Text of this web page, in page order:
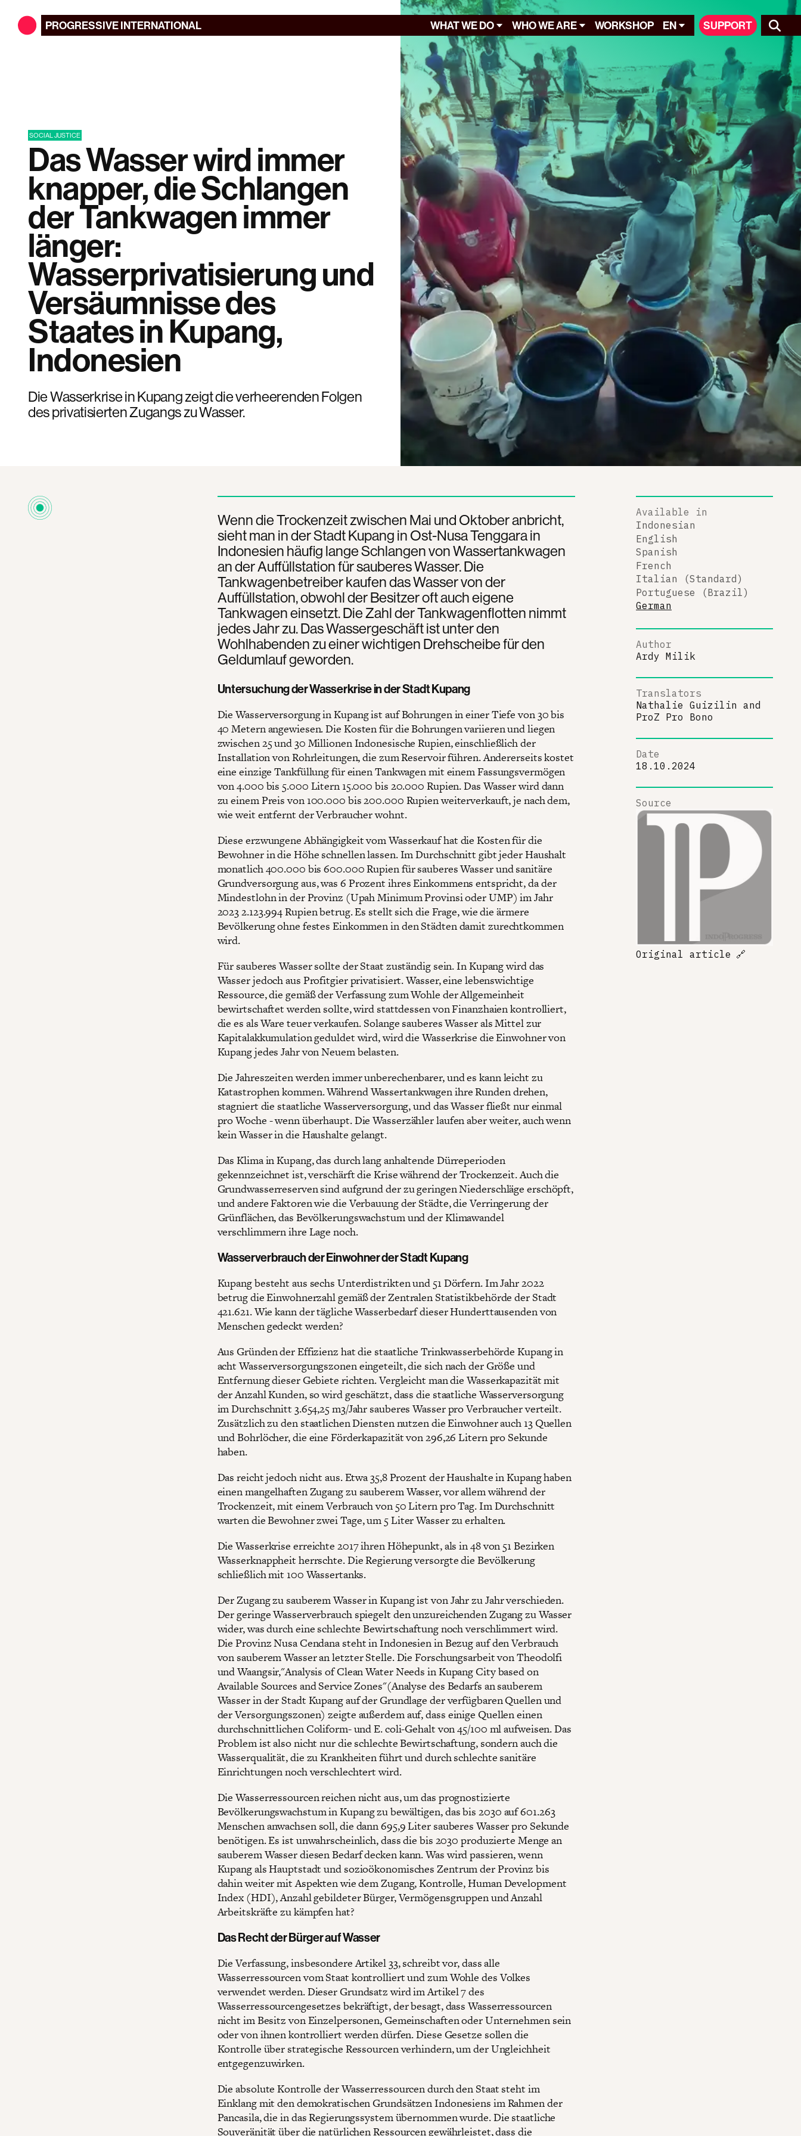
PROGRESSIVEINTERNATIONAL WHAT WE DO WHO WE ARE WORKSHOP EN SUPPORT
SOCIAL JUSTICE
Das Wasser wird immer
knapper, die Schlangen
der Tankwagen immer
länger:
Wasserprivatisierung und
Versäumnisse des
Staates in Kupang,
Indonesien
Die Wasserkrise in Kupang zeigt die verheerenden Folgen
des privatisierten Zugangs zu Wasser.
Wenn die Trockenzeit zwischen Mai und Oktober anbricht,
sieht man in der Stadt Kupang in Ost-Nusa Tenggara in
Indonesien häufig lange Schlangen von Wassertankwagen
an der Auffüllstation für sauberes Wasser. Die
Tankwagenbetreiber kaufen das Wasser von der
Auffüllstation, obwohl der Besitzer oft auch eigene
Tankwagen einsetzt. Die Zahl der Tankwagenflotten nimmt
jedes Jahr zu. Das Wassergeschäft ist unter den
Wohlhabenden zu einer wichtigen Drehscheibe für den
Geldumlauf geworden.
Untersuchung der Wasserkrise in der Stadt Kupang
Die Wasserversorgung in Kupang ist auf Bohrungen in einer Tiefe von 30 bis
40 Metern angewiesen. Die Kosten für die Bohrungen variieren und liegen
zwischen 25 und 30 Millionen Indonesische Rupien, einschließlich der
Installation von Rohrleitungen, die zum Reservoir führen. Andererseits kostet
eine einzige Tankfüllung für einen Tankwagen mit einem Fassungsvermögen
von 4.000 bis 5.000 Litern 15.000 bis 20.000 Rupien. Das Wasser wird dann
zu einem Preis von 100.000 bis 200.000 Rupien weiterverkauft, je nach dem,
wie weit entfernt der Verbraucher wohnt.
Diese erzwungene Abhängigkeit vom Wasserkauf hat die Kosten für die
Bewohner in die Höhe schnellen lassen. Im Durchschnitt gibt jeder Haushalt
monatlich 400.000 bis 600.000 Rupien für sauberes Wasser und sanitäre
Grundversorgung aus, was 6 Prozent ihres Einkommens entspricht, da der
Mindestlohn in der Provinz (Upah Minimum Provinsi oder UMP) im Jahr
2023 2.123.994 Rupien betrug. Es stellt sich die Frage, wie die ärmere
Bevölkerung ohne festes Einkommen in den Städten damit zurechtkommen
wird.
Für sauberes Wasser sollte der Staat zuständig sein. In Kupang wird das
Wasser jedoch aus Profitgier privatisiert. Wasser, eine lebenswichtige
Ressource, die gemäß der Verfassung zum Wohle der Allgemeinheit
bewirtschaftet werden sollte, wird stattdessen von Finanzhaien kontrolliert,
die es als Ware teuer verkaufen. Solange sauberes Wasser als Mittel zur
Kapitalakkumulation geduldet wird, wird die Wasserkrise die Einwohner von
Kupang jedes Jahr von Neuem belasten.
Die Jahreszeiten werden immer unberechenbarer, und es kann leicht zu
Katastrophen kommen. Während Wassertankwagen ihre Runden drehen,
stagniert die staatliche Wasserversorgung, und das Wasser fließt nur einmal
pro Woche - wenn überhaupt. Die Wasserzähler laufen aber weiter, auch wenn
kein Wasser in die Haushalte gelangt.
Das Klima in Kupang, das durch lang anhaltende Dürreperioden
gekennzeichnet ist, verschärft die Krise während der Trockenzeit. Auch die
Grundwasserreserven sind aufgrund der zu geringen Niederschläge erschöpft,
und andere Faktoren wie die Verbauung der Städte, die Verringerung der
Grünflächen, das Bevölkerungswachstum und der Klimawandel
verschlimmern ihre Lage noch.
Wasserverbrauch der Einwohner der Stadt Kupang
Kupang besteht aus sechs Unterdistrikten und 51 Dörfern. Im Jahr 2022
betrug die Einwohnerzahl gemäß der Zentralen Statistikbehörde der Stadt
421.621. Wie kann der tägliche Wasserbedarf dieser Hunderttausenden von
Menschen gedeckt werden?
Aus Gründen der Effizienz hat die staatliche Trinkwasserbehörde Kupang in
acht Wasserversorgungszonen eingeteilt, die sich nach der Größe und
Entfernung dieser Gebiete richten. Vergleicht man die Wasserkapazität mit
der Anzahl Kunden, so wird geschätzt, dass die staatliche Wasserversorgung
im Durchschnitt 3.654,25 m3/Jahr sauberes Wasser pro Verbraucher verteilt.
Zusätzlich zu den staatlichen Diensten nutzen die Einwohner auch 13 Quellen
und Bohrlöcher, die eine Förderkapazität von 296,26 Litern pro Sekunde
haben.
Das reicht jedoch nicht aus. Etwa 35,8 Prozent der Haushalte in Kupang haben
einen mangelhaften Zugang zu sauberem Wasser, vor allem während der
Trockenzeit, mit einem Verbrauch von 50 Litern pro Tag. Im Durchschnitt
warten die Bewohner zwei Tage, um 5 Liter Wasser zu erhalten.
Die Wasserkrise erreichte 2017 ihren Höhepunkt, als in 48 von 51 Bezirken
Wasserknappheit herrschte. Die Regierung versorgte die Bevölkerung
schließlich mit 100 Wassertanks.
Der Zugang zu sauberem Wasser in Kupang ist von Jahr zu Jahr verschieden.
Der geringe Wasserverbrauch spiegelt den unzureichenden Zugang zu Wasser
wider, was durch eine schlechte Bewirtschaftung noch verschlimmert wird.
Die Provinz Nusa Cendana steht in Indonesien in Bezug auf den Verbrauch
von sauberem Wasser an letzter Stelle. Die Forschungsarbeit von Theodolfi
und Waangsir,"Analysis of Clean Water Needs in Kupang City based on
Available Sources and Service Zones"(Analyse des Bedarfs an sauberem
Wasser in der Stadt Kupang auf der Grundlage der verfügbaren Quellen und
der Versorgungszonen) zeigte außerdem auf, dass einige Quellen einen
durchschnittlichen Coliform- und E. coli-Gehalt von 45/100 ml aufweisen. Das
Problem ist also nicht nur die schlechte Bewirtschaftung, sondern auch die
Wasserqualität, die zu Krankheiten führt und durch schlechte sanitäre
Einrichtungen noch verschlechtert wird.
Die Wasserressourcen reichen nicht aus, um das prognostizierte
Bevölkerungswachstum in Kupang zu bewältigen, das bis 2030 auf 601.263
Menschen anwachsen soll, die dann 695,9 Liter sauberes Wasser pro Sekunde
benötigen. Es ist unwahrscheinlich, dass die bis 2030 produzierte Menge an
sauberem Wasser diesen Bedarf decken kann. Was wird passieren, wenn
Kupang als Hauptstadt und sozioökonomisches Zentrum der Provinz bis
dahin weiter mit Aspekten wie dem Zugang, Kontrolle, Human Development
Index (HDI), Anzahl gebildeter Bürger, Vermögensgruppen und Anzahl
Arbeitskräfte zu kämpfen hat?
Das Recht der Bürger auf Wasser
Die Verfassung, insbesondere Artikel 33, schreibt vor, dass alle
Wasserressourcen vom Staat kontrolliert und zum Wohle des Volkes
verwendet werden. Dieser Grundsatz wird im Artikel 7 des
Wasserressourcengesetzes bekräftigt, der besagt, dass Wasserressourcen
nicht im Besitz von Einzelpersonen, Gemeinschaften oder Unternehmen sein
oder von ihnen kontrolliert werden dürfen. Diese Gesetze sollen die
Kontrolle über strategische Ressourcen verhindern, um der Ungleichheit
entgegenzuwirken.
Die absolute Kontrolle der Wasserressourcen durch den Staat steht im
Einklang mit den demokratischen Grundsätzen Indonesiens im Rahmen der
Pancasila, die in das Regierungssystem übernommen wurde. Die staatliche
Souveränität über die natürlichen Ressourcen gewährleistet, dass die
Available in
Indonesian
English
Spanish
French
Italian (Standard)
Portuguese (Brazil)
German
Author
Ardy Milik
Translators
Nathalie Guizilin and
ProZ Pro Bono
Date
18.10.2024
Source
Original article 🔗